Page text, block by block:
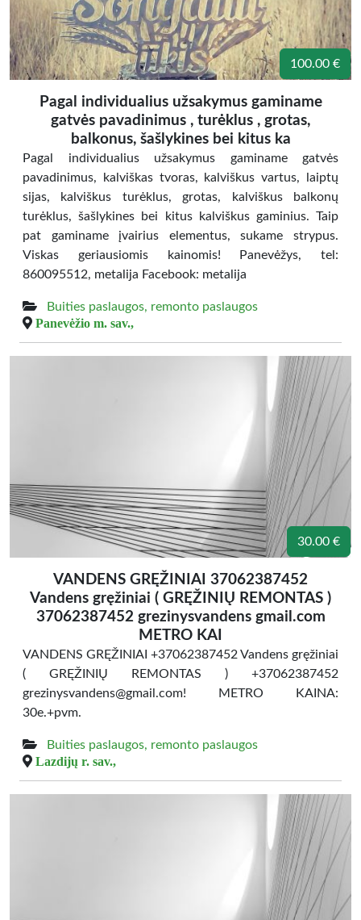
100.00 €
Pagal individualius užsakymus gaminame
gatvės pavadinimus , turėklus , grotas,
balkonus, šašlykines bei kitus ka
Pagal individualius užsakymus gaminame gatvės
pavadinimus, kalviškas tvoras, kalviškus vartus, laiptų
sijas, kalviškus turėklus, grotas, kalviškus balkonų
turėklus, šašlykines bei kitus kalviškus gaminius. Taip
pat gaminame įvairius elementus, sukame strypus.
Viskas geriausiomis kainomis! Panevėžys, tel:
860095512, metalija Facebook: metalija
Buities paslaugos, remonto paslaugos
Panevėžio m. sav.,
30.00 €
VANDENS GRĘŽINIAI 37062387452
Vandens gręžiniai ( GRĘŽINIŲ REMONTAS )
37062387452 grezinysvandens gmail.com
METRO KAI
VANDENS GRĘŽINIAI +37062387452 Vandens gręžiniai
( GRĘŽINIŲ REMONTAS ) +37062387452
grezinysvandens@gmail.com! METRO KAINA:
30e.+pvm.
Buities paslaugos, remonto paslaugos
Lazdijų r. sav.,